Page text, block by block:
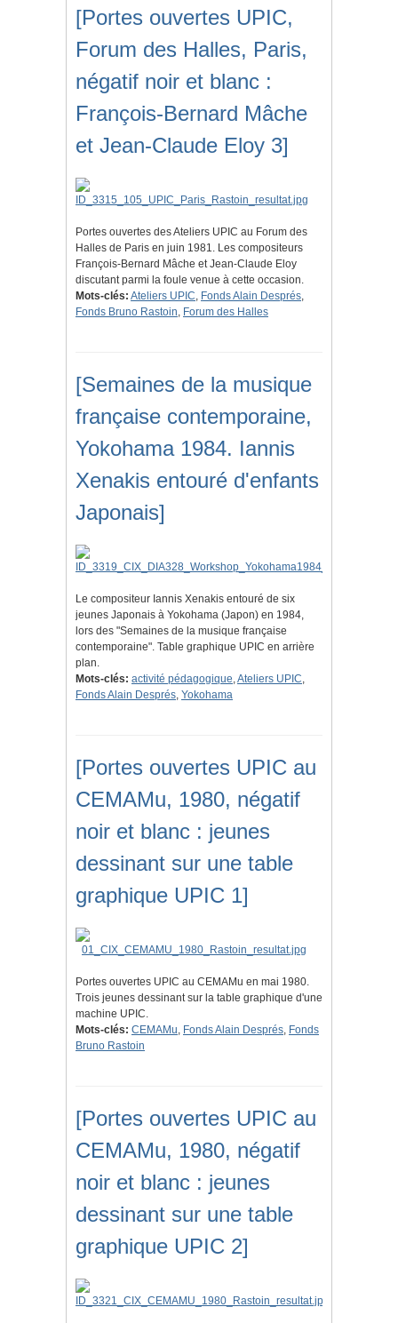
[Portes ouvertes UPIC,
Forum des Halles, Paris,
négatif noir et blanc :
François-Bernard Mâche
et Jean-Claude Eloy 3]
Portes ouvertes des Ateliers UPIC au Forum des
Halles de Paris en juin 1981. Les compositeurs
François-Bernard Mâche et Jean-Claude Eloy
discutant parmi la foule venue à cette occasion.
Mots-clés: Ateliers UPIC, Fonds Alain Després,
Fonds Bruno Rastoin, Forum des Halles
[Semaines de la musique
française contemporaine,
Yokohama 1984. Iannis
Xenakis entouré d'enfants
Japonais]
Le compositeur Iannis Xenakis entouré de six
jeunes Japonais à Yokohama (Japon) en 1984,
lors des "Semaines de la musique française
contemporaine". Table graphique UPIC en arrière
plan.
Mots-clés: activité pédagogique,Ateliers UPIC,
Fonds Alain Després, Yokohama
[Portes ouvertes UPIC au
CEMAMu, 1980, négatif
noir et blanc : jeunes
dessinant sur une table
graphique UPIC 1]
Portes ouvertes UPIC au CEMAMu en mai 1980.
Trois jeunes dessinant sur la table graphique d'une
machine UPIC.
Mots-clés: CEMAMu, Fonds Alain Després, Fonds
Bruno Rastoin
[Portes ouvertes UPIC au
CEMAMu, 1980, négatif
noir et blanc : jeunes
dessinant sur une table
graphique UPIC 2]